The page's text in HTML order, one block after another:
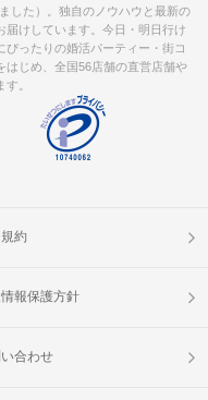
した）。独自のノウハウと最新の
届けしています。今日・明日行け
ったりの婚活パーティー・街コ
はじめ、全国56店舗の直営店舗や
。
約
報保護方針
合わせ